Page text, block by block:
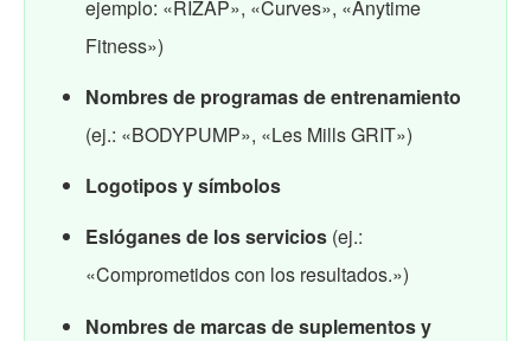
ejemplo: «RIZAP», «Curves», «Anytime
Fitness»)
Nombres de programas de entrenamiento
(ej.: «BODYPUMP», «Les Mills GRIT»)
Logotipos y símbolos
Eslóganes de los servicios (ej.:
«Comprometidos con los resultados.»)
Nombres de marcas de suplementos y